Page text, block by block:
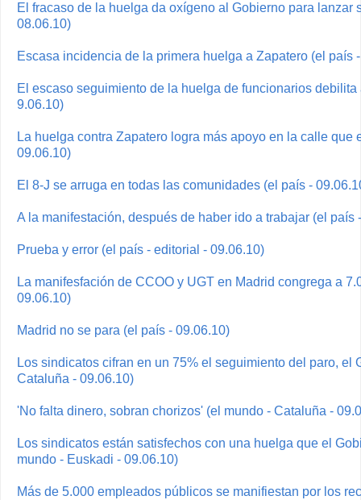
El fracaso de la huelga da oxígeno al Gobierno para lanzar
08.06.10)
Escasa incidencia de la primera huelga a Zapatero (el país
El escaso seguimiento de la huelga de funcionarios
9.06.10)
La huelga contra Zapatero logra más apoyo en la calle que
09.06.10)
El 8-J se arruga en todas las comunidades (el país -
A la manifestación, después de haber ido a trabajar (el país
Prueba y error (el país - editorial - 09.06.10)
La manifesfación de CCOO y UGT en Madrid congrega a
09.06.10)
Madrid no se para (el país - 09.06.10)
Los sindicatos cifran en un 75% el seguimiento del paro, el
Cataluña - 09.06.10)
'No falta dinero, sobran chorizos' (el mundo - Cataluña -
Los sindicatos están satisfechos con una huelga que el
mundo - Euskadi - 09.06.10)
Más de 5.000 empleados públicos se manifiestan por los